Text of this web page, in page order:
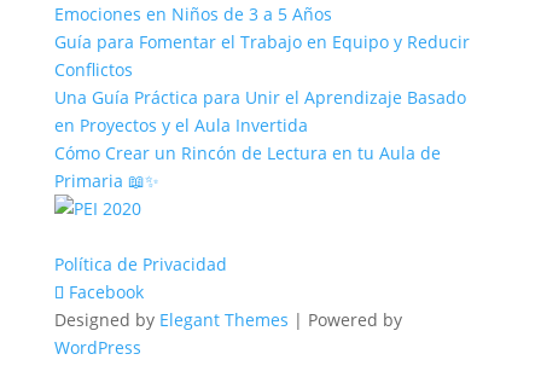
Emociones en Niños de 3 a 5 Años
Guía para Fomentar el Trabajo en Equipo y Reducir
Conflictos
Una Guía Práctica para Unir el Aprendizaje Basado
en Proyectos y el Aula Invertida
Cómo Crear un Rincón de Lectura en tu Aula de
Primaria 📖✨
Política de Privacidad
Facebook
Designed by Elegant Themes | Powered by
WordPress